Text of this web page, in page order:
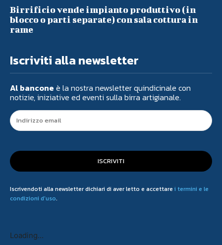
Birrificio vende impianto produttivo (in
blocco o parti separate) con sala cottura in
rame
Iscriviti alla newsletter
Al bancone è la nostra newsletter quindicinale con
notizie, iniziative ed eventi sulla birra artigianale.
ISCRIVITI
Iscrivendoti alla newsletter dichiari di aver letto e accettare i termini e le
condizioni d'uso.
Loading...